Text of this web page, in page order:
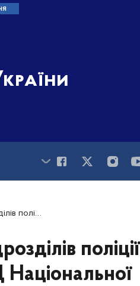
України (4973)
поліції